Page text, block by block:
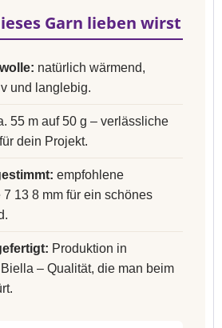
Garn lieben wirst
natürlich wärmend,
und langlebig.
55 m auf 50 g – verlässliche
dein Projekt.
empfohlene
7 13 8 mm für ein schönes
Produktion in
– Qualität, die man beim